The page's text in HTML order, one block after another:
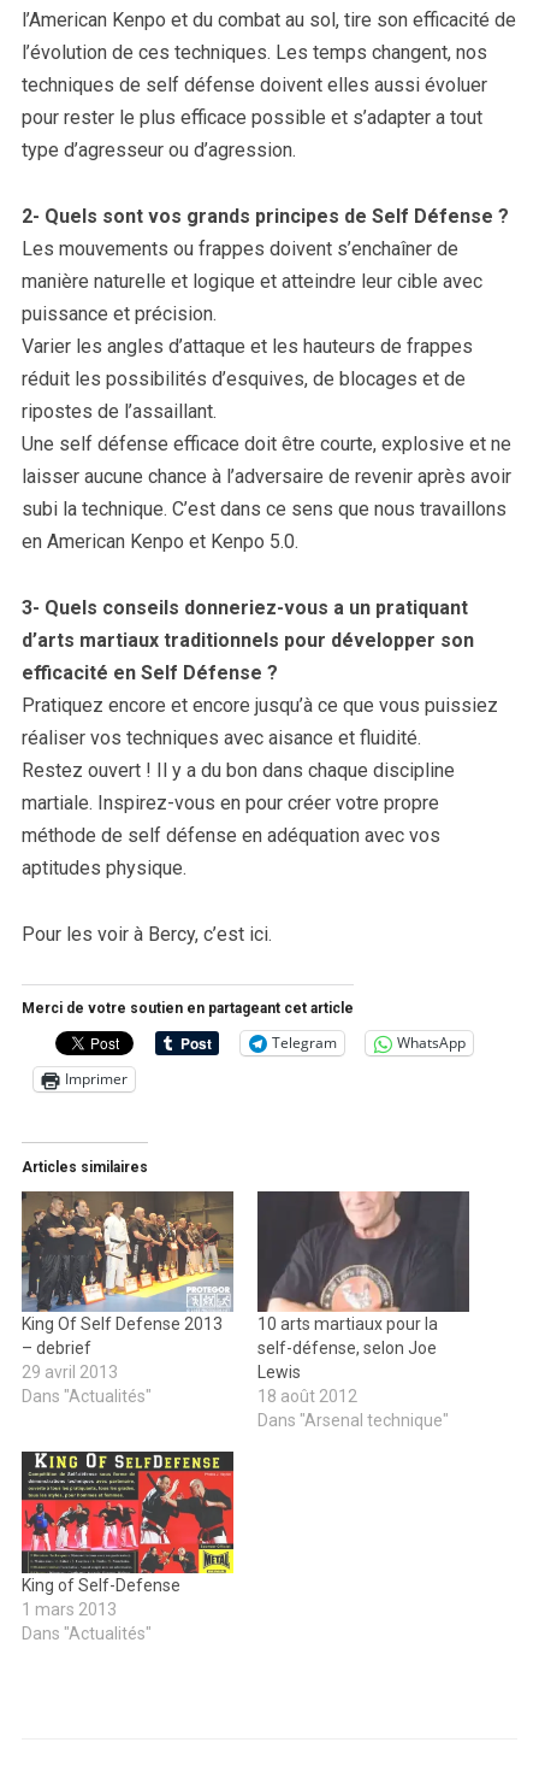
l’American Kenpo et du combat au sol, tire son efficacité de
l’évolution de ces techniques. Les temps changent, nos
techniques de self défense doivent elles aussi évoluer
pour rester le plus efficace possible et s’adapter a tout
type d’agresseur ou d’agression.
2- Quels sont vos grands principes de Self Défense ?
Les mouvements ou frappes doivent s’enchaîner de
manière naturelle et logique et atteindre leur cible avec
puissance et précision.
Varier les angles d’attaque et les hauteurs de frappes
réduit les possibilités d’esquives, de blocages et de
ripostes de l’assaillant.
Une self défense efficace doit être courte, explosive et ne
laisser aucune chance à l’adversaire de revenir après avoir
subi la technique. C’est dans ce sens que nous travaillons
en American Kenpo et Kenpo 5.0.
3- Quels conseils donneriez-vous a un pratiquant
d’arts martiaux traditionnels pour développer son
efficacité en Self Défense ?
Pratiquez encore et encore jusqu’à ce que vous puissiez
réaliser vos techniques avec aisance et fluidité.
Restez ouvert ! Il y a du bon dans chaque discipline
martiale. Inspirez-vous en pour créer votre propre
méthode de self défense en adéquation avec vos
aptitudes physique.
Pour les voir à Bercy, c’est ici.
Merci de votre soutien en partageant cet article
Telegram
WhatsApp
Imprimer
Articles similaires
King Of Self Defense 2013
– debrief
29 avril 2013
Dans "Actualités"
10 arts martiaux pour la
self-défense, selon Joe
Lewis
18 août 2012
Dans "Arsenal technique"
King of Self-Defense
1 mars 2013
Dans "Actualités"